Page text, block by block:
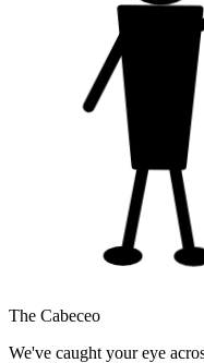
The Cabeceo
We've caught your eye